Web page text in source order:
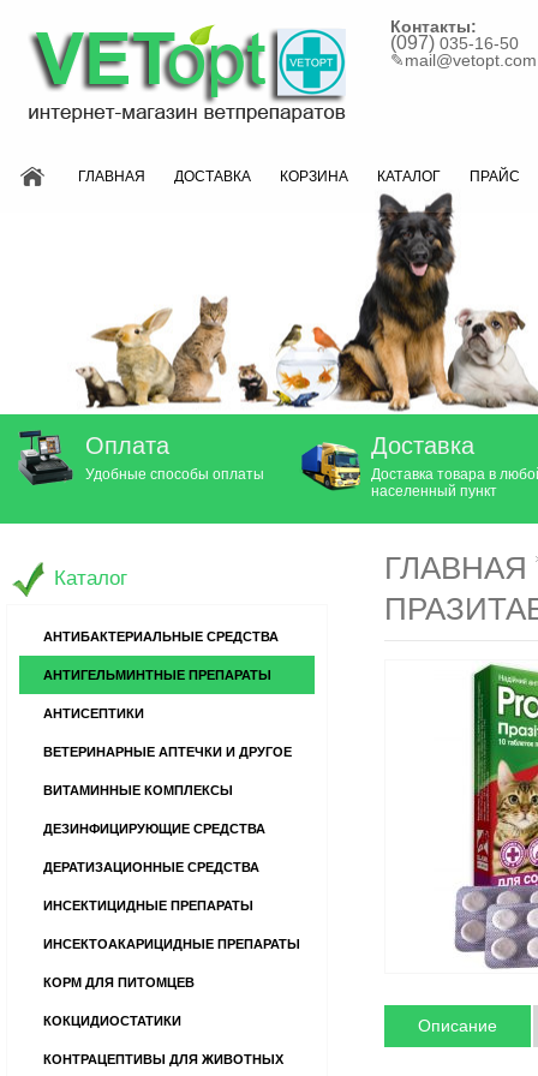
Контакты:
(097) 035-16-50
✎mail@vetopt.com
ГЛАВНАЯ ДОСТАВКА КОРЗИНА КАТАЛОГ ПРАЙС
Оплата
Удобные способы оплаты
Доставка
Доставка товара в
населенный пункт
ГЛАВНАЯ
Описание
Каталог
АНТИБАКТЕРИАЛЬНЫЕ СРЕДСТВА
АНТИГЕЛЬМИНТНЫЕ ПРЕПАРАТЫ
АНТИСЕПТИКИ
ВЕТЕРИНАРНЫЕ АПТЕЧКИ И ДРУГОЕ
ВИТАМИННЫЕ КОМПЛЕКСЫ
ДЕЗИНФИЦИРУЮЩИЕ СРЕДСТВА
ДЕРАТИЗАЦИОННЫЕ СРЕДСТВА
ИНСЕКТИЦИДНЫЕ ПРЕПАРАТЫ
ИНСЕКТОАКАРИЦИДНЫЕ ПРЕПАРАТЫ
КОРМ ДЛЯ ПИТОМЦЕВ
КОКЦИДИОСТАТИКИ
КОНТРАЦЕПТИВЫ ДЛЯ ЖИВОТНЫХ